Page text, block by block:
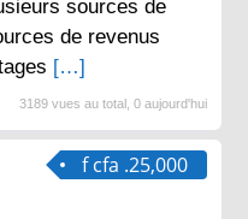
sources de
de revenus
[…]
3189 vues au total, 0 aujourd'hui
f cfa .25,000